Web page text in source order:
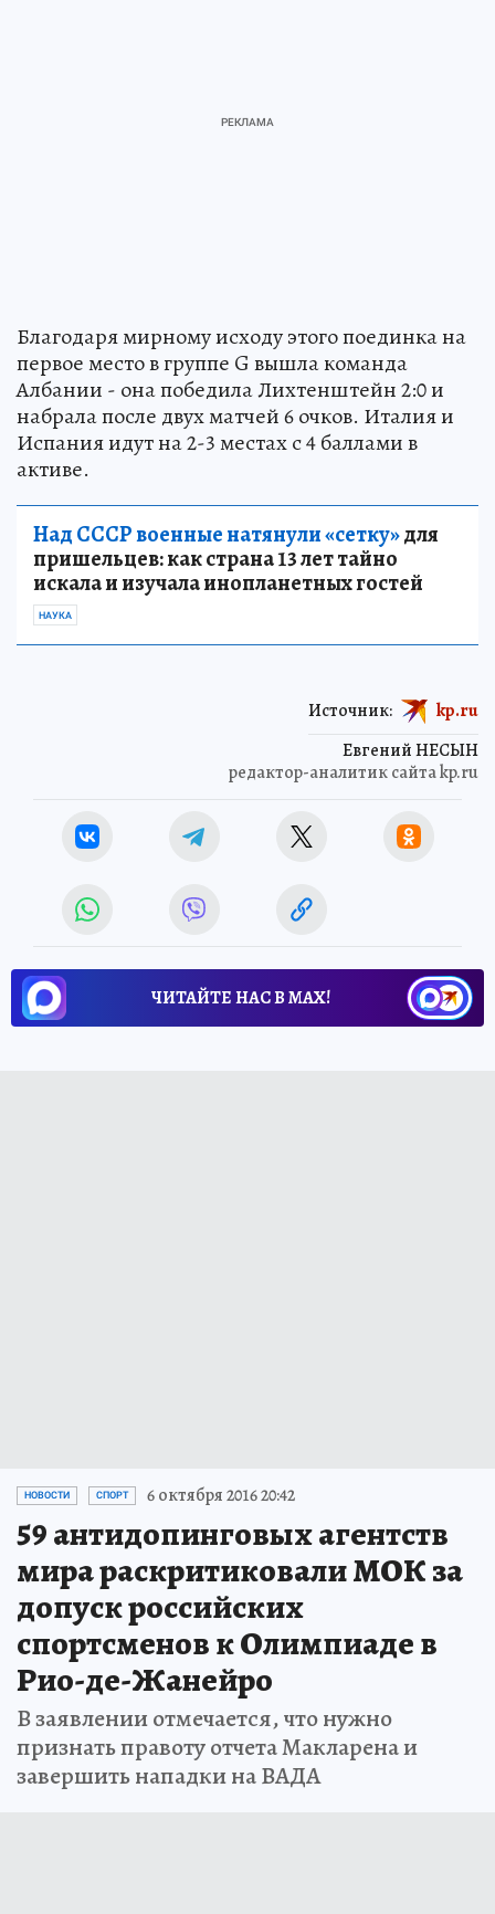
Благодаря мирному исходу этого поединка на
первое место в группе G вышла команда
Албании - она победила Лихтенштейн 2:0 и
набрала после двух матчей 6 очков. Италия и
Испания идут на 2-3 местах с 4 баллами в
активе.
Над СССР военные натянули «сетку»для
пришельцев: как страна 13 лет тайно
искала и изучала инопланетных гостей
НАУКА
Евгений НЕСЫН
редактор-аналитик сайта kp.ru
Источник: kp.ru
ЧИТАЙТЕ НАС В МАХ!
НОВОСТИ СПОРТ 6 октября 2016 20:42
59 антидопинговых агентств
мира раскритиковали МОК за
допуск российских
спортсменов к Олимпиаде в
Рио-де-Жанейро
В заявлении отмечается, что нужно
признать правоту отчета Макларена и
завершить нападки на ВАДА